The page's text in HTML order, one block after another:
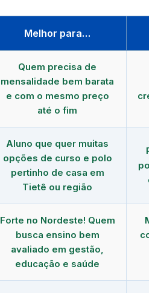
Melhor para…
Quem precisa de
mensalidade bem barata
e com o mesmo preço
até o fim
Aluno que quer muitas
opções de curso e polo
pertinho de casa em
Tietê ou região
Forte no Nordeste! Quem
busca ensino bem
avaliado em gestão,
educação e saúde